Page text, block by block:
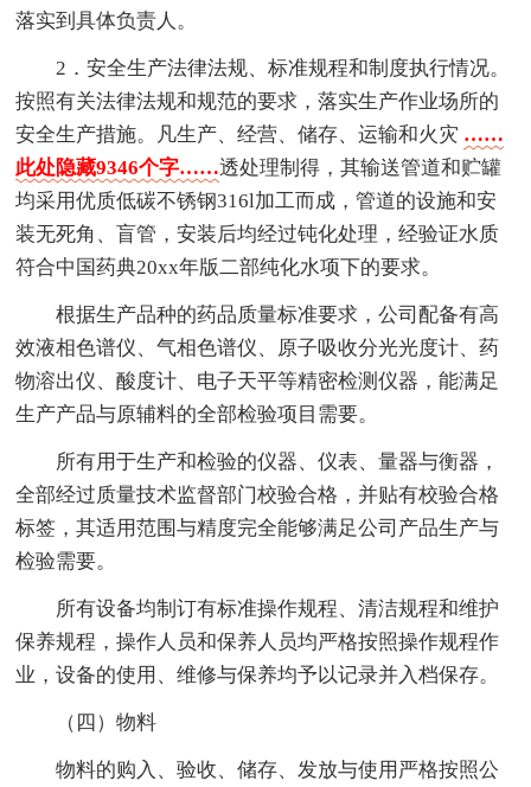
落实到具体负责人。
2．安全生产法律法规、标准规程和制度执行情况。
按照有关法律法规和规范的要求，落实生产作业场所的
安全生产措施。凡生产、经营、储存、运输和火灾 ……
此处隐藏9346个字……透处理制得，其输送管道和贮罐
均采用优质低碳不锈钢316l加工而成，管道的设施和安
装无死角、盲管，安装后均经过钝化处理，经验证水质
符合中国药典20xx年版二部纯化水项下的要求。
根据生产品种的药品质量标准要求，公司配备有高
效液相色谱仪、气相色谱仪、原子吸收分光光度计、药
物溶出仪、酸度计、电子天平等精密检测仪器，能满足
生产产品与原辅料的全部检验项目需要。
所有用于生产和检验的仪器、仪表、量器与衡器，
全部经过质量技术监督部门校验合格，并贴有校验合格
标签，其适用范围与精度完全能够满足公司产品生产与
检验需要。
所有设备均制订有标准操作规程、清洁规程和维护
保养规程，操作人员和保养人员均严格按照操作规程作
业，设备的使用、维修与保养均予以记录并入档保存。
（四）物料
物料的购入、验收、储存、发放与使用严格按照公